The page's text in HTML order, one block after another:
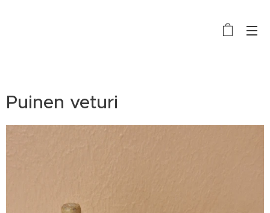
Puinen veturi